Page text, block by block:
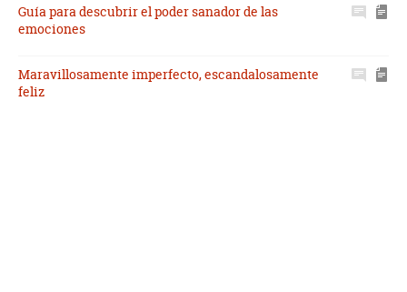
Guía para descubrir el poder sanador de las
emociones
Maravillosamente imperfecto, escandalosamente
feliz